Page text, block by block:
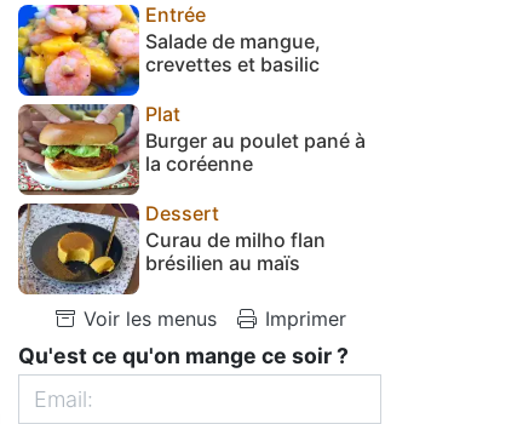
Entrée
Salade de mangue,
crevettes et basilic
Plat
Burger au poulet pané à
la coréenne
Dessert
Curau de milho flan
brésilien au maïs
Voir les menus Imprimer
Qu'est ce qu'on mange ce soir ?